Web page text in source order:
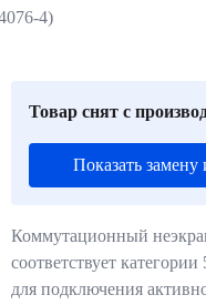
4)
Товар снят с
Показать замену
Коммутационный
cоответствует
для подключения